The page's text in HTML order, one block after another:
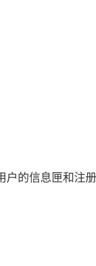
的信息匣和注册